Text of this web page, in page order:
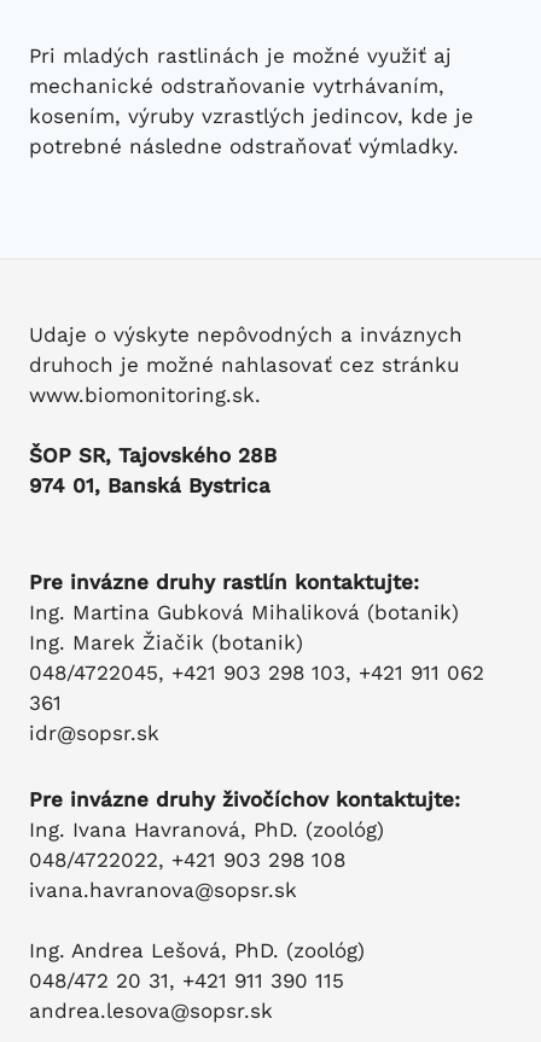
Pri mladých rastlinách je možné využiť aj
mechanické odstraňovanie vytrhávaním,
kosením, výruby vzrastlých jedincov, kde je
potrebné následne odstraňovať výmladky.
Udaje o výskyte nepôvodných a inváznych
druhoch je možné nahlasovať cez stránku
www.biomonitoring.sk.
ŠOP SR, Tajovského 28B
974 01, Banská Bystrica
Pre invázne druhy rastlín kontaktujte:
Ing. Martina Gubková Mihaliková (botanik)
Ing. Marek Žiačik (botanik)
048/4722045, +421 903 298 103, +421 911 062
361
idr@sopsr.sk
Pre invázne druhy živočíchov kontaktujte:
Ing. Ivana Havranová, PhD. (zoológ)
048/4722022, +421 903 298 108
ivana.havranova@sopsr.sk
Ing. Andrea Lešová, PhD. (zoológ)
048/472 20 31, +421 911 390 115
andrea.lesova@sopsr.sk